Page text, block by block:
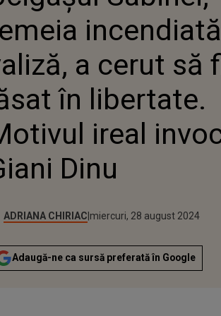
LĂSAT ÎN
MOTIVUL
DE GIANI
a cerut să
în libertate.
ireal
Dinu
ADRIANA CHIRIACPublicat:
miercuri, 28 august 2024
Actualizat:
miercuri, 28 august 2024
Adaugă-ne ca sursă preferată în Google